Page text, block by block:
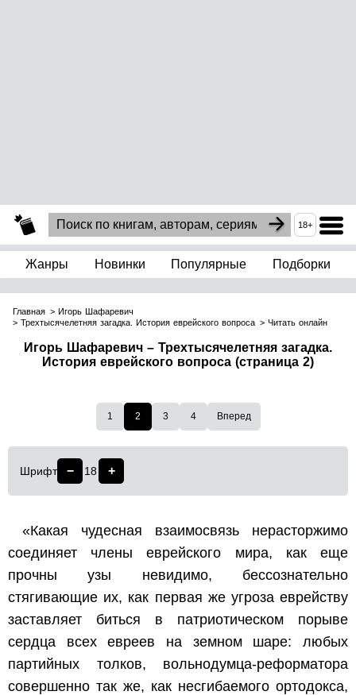
18+
Жанры Новинки Популярные Подборки
Главная
Игорь Шафаревич
Трехтысячелетняя загадка. История еврейского вопроса
Читать онлайн
Игорь Шафаревич – Трехтысячелетняя загадка.
История еврейского вопроса (страница 2)
1 2 3 4 Вперед
Шрифт − 18 +
«Какая чудесная взаимосвязь нерасторжимо
соединяет члены еврейского мира, как еще
прочны узы невидимо, бессознательно
стягивающие их, как первая же угроза еврейству
заставляет биться в патриотическом порыве
сердца всех евреев на земном шаре: любых
партийных толков, вольнодумца-реформатора
совершенно так же, как несгибаемого ортодокса,